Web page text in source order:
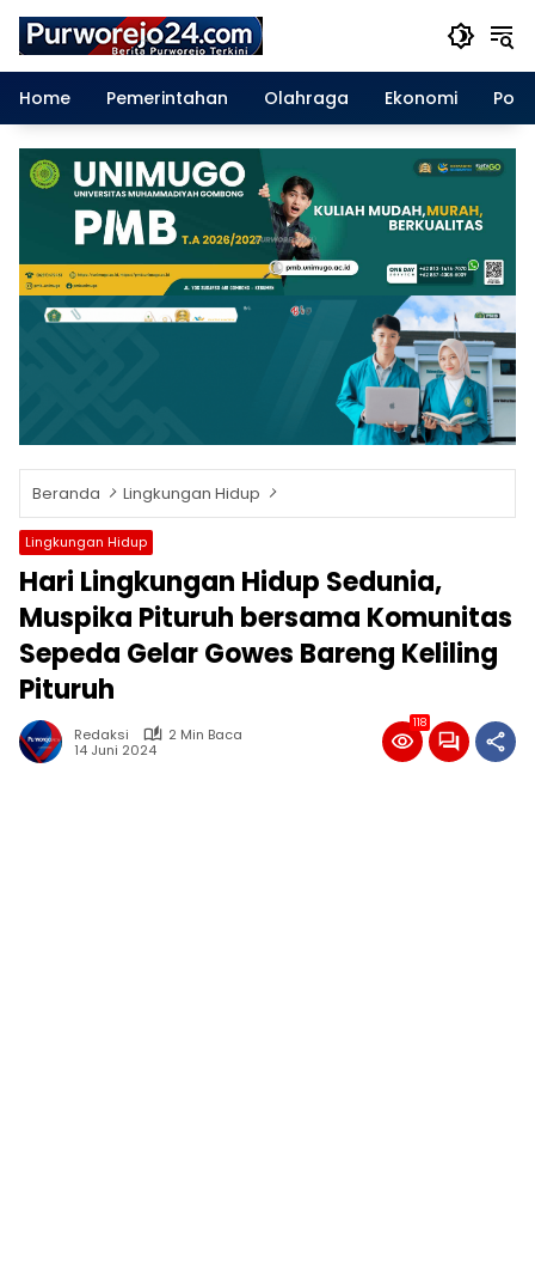
Langsung
konten
Home
Pemerintahan Olahraga Ekonomi
Beranda Lingkungan Hidup
Lingkungan Hidup
Hari Lingkungan Hidup Sedunia,
Muspika Pituruh bersama Komunitas
Sepeda Gelar Gowes Bareng Keliling
Pituruh
Redaksi
2 Min Baca
14 Juni 2024
118